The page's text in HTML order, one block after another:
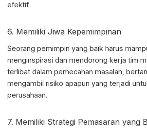
efektif.
6. Memiliki Jiwa Kepemimpinan
Seorang pemimpin yang baik harus
menginspirasi dan mendorong kerja tim
terlibat dalam pemecahan masalah,
mengambil risiko apapun yang terjadi
perusahaan.
7. Memiliki Strategi Pemasaran yang